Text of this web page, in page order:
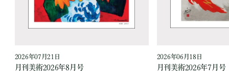
2026年07月21日
月刊美術2026年8月号
2026年06月18日
月刊美術2026年7月号